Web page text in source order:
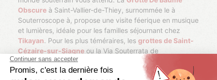
Obscure à Saint-Vallier-de-Thiey, surnommée le à
Souterroscope à, propose une visite féerique en musique
et lumières, idéale pour les familles séjournant chez
Tikayan. Pour les plus téméraires, lesgrottes de Saint-
Cézaire-sur-Siagne ou la Via Souterrata de
l’Audiberguegarantissent des sensations fortes au
cœur du calcaire.